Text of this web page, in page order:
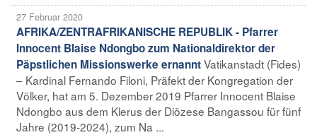
27 Februar 2020
AFRIKA/ZENTRAFRIKANISCHE REPUBLIK - Pfarrer
Innocent Blaise Ndongbo zum Nationaldirektor der
Päpstlichen Missionswerke ernanntVatikanstadt (Fides)
– Kardinal Fernando Filoni, Präfekt der Kongregation der
Völker, hat am 5. Dezember 2019 Pfarrer Innocent Blaise
Ndongbo aus dem Klerus der Diözese Bangassou für fünf
Jahre (2019-2024), zum Na ...